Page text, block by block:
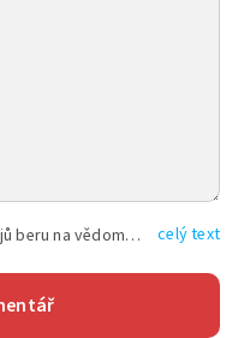
Vyplněním shora uvedených údajů beru na vědomí, že společnost TEXT FACTORY s.r.o., sídlem Brno, Durďákova 336/29, Černá Pole, PSČ: 613 00, IČ: 06157831, zapsané u Krajského soudu v Brně, oddíl C, vložka 100399, bude zpracovávat mé osobní údaje uvedené v rámci mnou vyplněného registračního formuláře na základě oprávněných zájmů TEXT FACTORY s.r.o. dle čl. 6 odst. 1 písm. f) GDPR a pro splnění právních povinností (čl. 6 odst. 1 písm. c) GDPR), a to pro tyto účely: nezbytnost zajistit oprávnění návštěvníka webových stránek provozovaných společností TEXT FACTORY s.r.o. přispívat aktivně ke zveřejněným článkům nebo v rámci diskusních fór a výkon práv TEXT FACTORY s.r.o. jako administrátora těchto diskusních fór. Více informací o zpracování osobních údajů a právech lze nalézt v celý text